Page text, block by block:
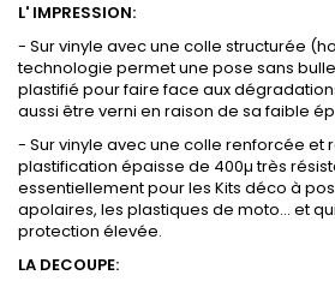
L' IMPRESSION:
- Sur vinyle avec une colle structurée
technologie permet une pose sans
plastifié pour faire face aux
aussi être verni en raison de sa faible
- Sur vinyle avec une colle renforcée et
plastification épaisse de 400µ très
essentiellement pour les Kits déco à
apolaires, les plastiques de moto... et
protection élevée.
LA DECOUPE: